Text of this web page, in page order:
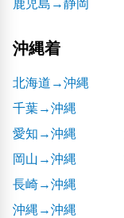
鹿児島→静岡
沖縄着
北海道→沖縄
千葉→沖縄
愛知→沖縄
岡山→沖縄
長崎→沖縄
沖縄→沖縄